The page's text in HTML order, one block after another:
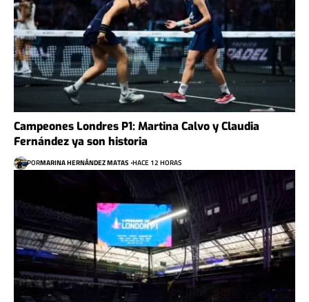
Campeones Londres P1: Martina Calvo y Claudia
Fernández ya son historia
PORMARINA HERNÁNDEZ MATAS HACE 12 HORAS